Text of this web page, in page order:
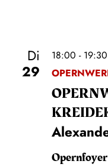
Di
29
18:00 - 19:30
Opernfoyer